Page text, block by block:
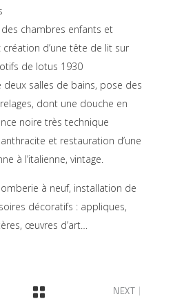
chambres enfants et
création d’une tête de lit sur
de lotus 1930
deux salles de bains, pose des
dont une douche en
noire très technique
et restauration d’une
à l’italienne, vintage.
à neuf, installation de
décoratifs : appliques,
œuvres d’art…
NEXT